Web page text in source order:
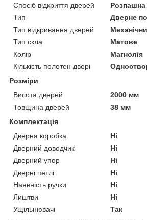
Спосіб відкриття дверей
Розпашна
Тип
Дверне
Тип відкривання дверей
Тип скла
Матове
Колір
Магнолія
Кількість полотен двері
Розміри
Висота дверей
2000 мм
Товщина дверей
38 мм
Комплектація
Дверна коробка
Ні
Дверний доводчик
Ні
Дверний упор
Ні
Дверні петлі
Ні
Наявність ручки
Ні
Лиштви
Ні
Ущільнювачі
Так